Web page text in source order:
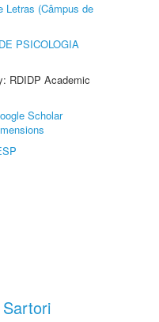
Letras (Câmpus de
PSICOLOGIA
RDIDP Academic
Scholar